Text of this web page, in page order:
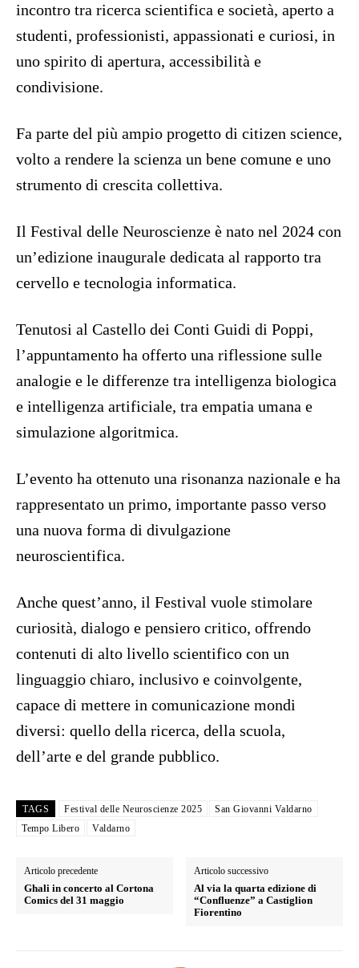
incontro tra ricerca scientifica e società, aperto a
studenti, professionisti, appassionati e curiosi, in
uno spirito di apertura, accessibilità e
condivisione.
Fa parte del più ampio progetto di citizen science,
volto a rendere la scienza un bene comune e uno
strumento di crescita collettiva.
Il Festival delle Neuroscienze è nato nel 2024 con
un’edizione inaugurale dedicata al rapporto tra
cervello e tecnologia informatica.
Tenutosi al Castello dei Conti Guidi di Poppi,
l’appuntamento ha offerto una riflessione sulle
analogie e le differenze tra intelligenza biologica
e intelligenza artificiale, tra empatia umana e
simulazione algoritmica.
L’evento ha ottenuto una risonanza nazionale e ha
rappresentato un primo, importante passo verso
una nuova forma di divulgazione
neuroscientifica.
Anche quest’anno, il Festival vuole stimolare
curiosità, dialogo e pensiero critico, offrendo
contenuti di alto livello scientifico con un
linguaggio chiaro, inclusivo e coinvolgente,
capace di mettere in comunicazione mondi
diversi: quello della ricerca, della scuola,
dell’arte e del grande pubblico.
TAGS Festival delle Neuroscienze 2025
San Giovanni Valdarno
Tempo Libero
Valdarno
Articolo precedente
Ghali in concerto al Cortona
Comics del 31 maggio
Articolo successivo
Al via la quarta edizione di
“Confluenze” a Castiglion
Fiorentino